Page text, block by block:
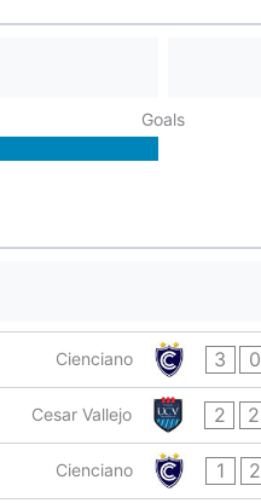
Goals
Cienciano 3 0
Cesar Vallejo 2 2
Cienciano 1 2